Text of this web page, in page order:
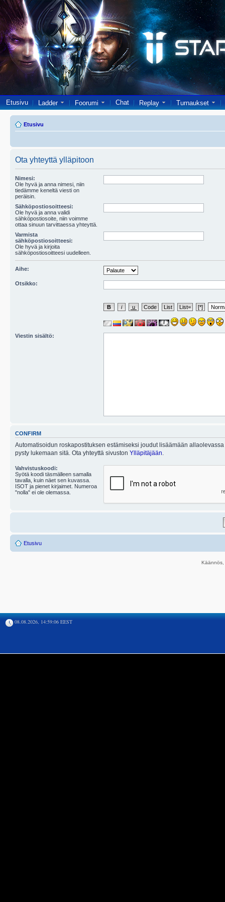
Etusivu Ladder Foorumi Chat Replay Turnaukset
Etusivu
Ota yhteyttä ylläpitoon
Nimesi:
Ole hyvä ja anna nimesi, niin
tiedämme keneltä viesti on
peräisin.
Sähköpostiosoitteesi:
Ole hyvä ja anna validi
sähköpostiosoite, niin voimme
ottaa sinuun tarvittaessa yhteyttä.
Varmista
sähköpostiosoitteesi:
Ole hyvä ja kirjoita
sähköpostiosoitteesi uudelleen.
Aihe:
Otsikko:
Viestin sisältö:
CONFIRM
Automatisoidun roskapostituksen estämiseksi joudut lisäämään
pysty lukemaan sitä. Ota yhteyttä sivuston Ylläpitäjään
Vahvistuskoodi:
Syötä koodi täsmälleen samalla
tavalla, kuin näet sen kuvassa.
ISOT ja pienet kirjaimet. Numeroa
"nolla" ei ole olemassa.
Etusivu
08.08.2026, 14:59:06 EEST